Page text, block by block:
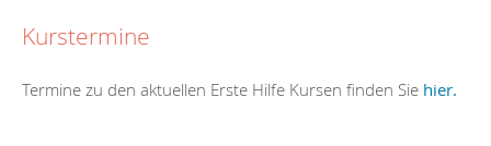
Kurstermine
Termine zu den aktuellen Erste Hilfe Kursen finden Sie hier.